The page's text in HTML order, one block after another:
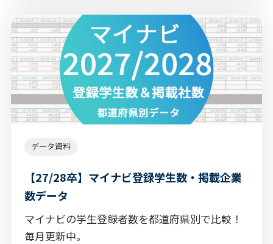
データ資料
【27/28卒】マイナビ登録学生数・掲載企業
数データ
マイナビの学生登録者数を都道府県別で比較！
毎月更新中。